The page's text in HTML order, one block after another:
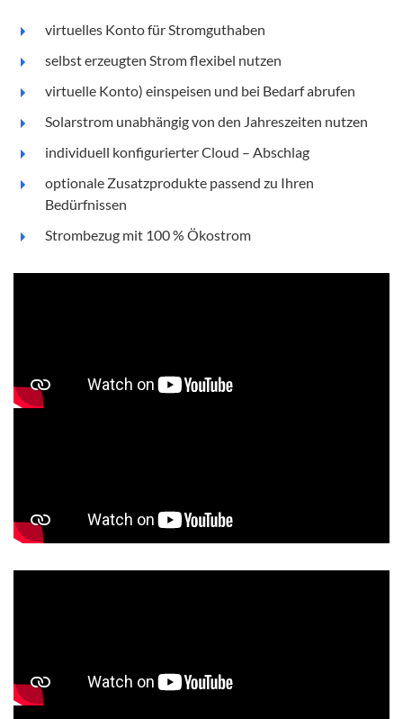
virtuelles Konto für Stromguthaben
selbst erzeugten Strom flexibel nutzen
virtuelle Konto) einspeisen und bei Bedarf abrufen
Solarstrom unabhängig von den Jahreszeiten nutzen
individuell konfigurierter Cloud – Abschlag
optionale Zusatzprodukte passend zu Ihren
Bedürfnissen
Strombezug mit 100 % Ökostrom